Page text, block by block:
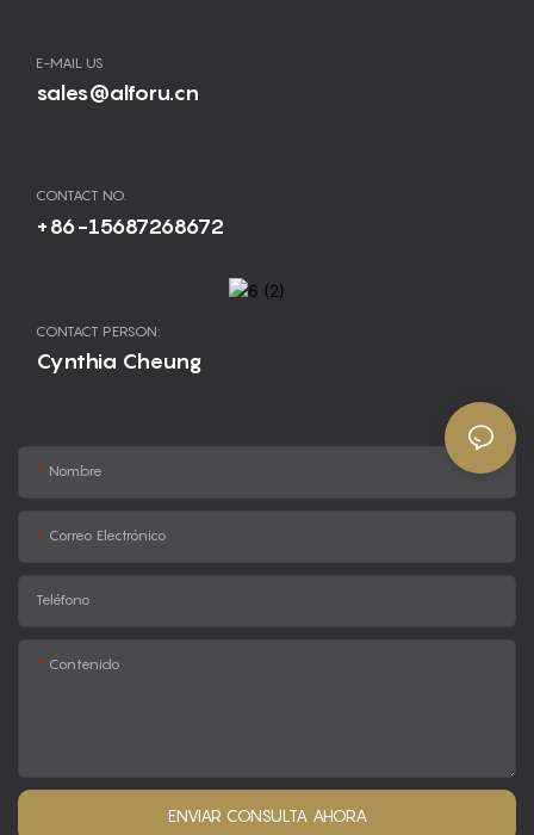
E-MAIL US
sales@alforu.cn
CONTACT NO.
+86-15687268672
CONTACT PERSON:
Cynthia Cheung
Nombre
Correo Electrónico
Teléfono
Contenido
ENVIAR CONSULTA AHORA